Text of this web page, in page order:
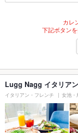
カレ
下記ボタン
Lugg Nagg イタリアン
イタリアン・フレンチ 女池・